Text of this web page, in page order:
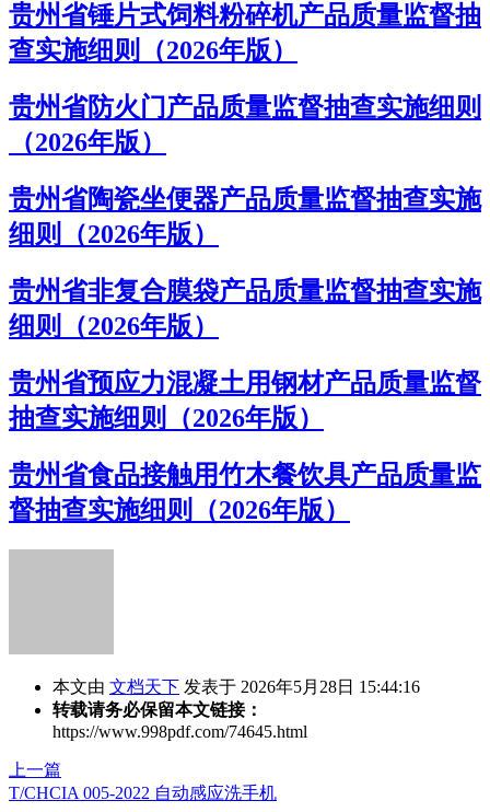
贵州省锤片式饲料粉碎机产品质量监督抽
查实施细则（2026年版）
贵州省防火门产品质量监督抽查实施细则
（2026年版）
贵州省陶瓷坐便器产品质量监督抽查实施
细则（2026年版）
贵州省非复合膜袋产品质量监督抽查实施
细则（2026年版）
贵州省预应力混凝土用钢材产品质量监督
抽查实施细则（2026年版）
贵州省食品接触用竹木餐饮具产品质量监
督抽查实施细则（2026年版）
本文由 文档天下 发表于 2026年5月28日 15:44:16
转载请务必保留本文链接：
https://www.998pdf.com/74645.html
上一篇
T/CHCIA 005-2022 自动感应洗手机